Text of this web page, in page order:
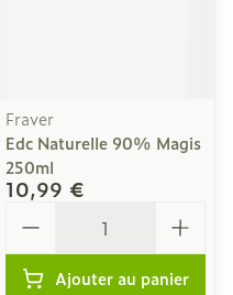
Fraver
Edc Naturelle 90% Magis
250ml
10,99 €
Ajouter au panier